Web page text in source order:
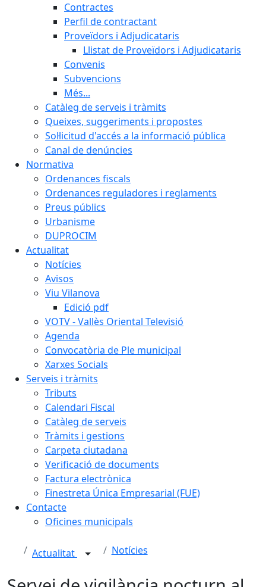
Contractes
Perfil de contractant
Proveïdors i Adjudicataris
Llistat de Proveïdors i Adjudicataris
Convenis
Subvencions
Més...
Catàleg de serveis i tràmits
Queixes, suggeriments i propostes
Sol·licitud d'accés a la informació pública
Canal de denúncies
Normativa
Ordenances fiscals
Ordenances reguladores i reglaments
Preus públics
Urbanisme
DUPROCIM
Actualitat
Notícies
Avisos
Viu Vilanova
Edició pdf
VOTV - Vallès Oriental Televisió
Agenda
Convocatòria de Ple municipal
Xarxes Socials
Serveis i tràmits
Tributs
Calendari Fiscal
Catàleg de serveis
Tràmits i gestions
Carpeta ciutadana
Verificació de documents
Factura electrònica
Finestreta Única Empresarial (FUE)
Contacte
Oficines municipals
Actualitat Notícies